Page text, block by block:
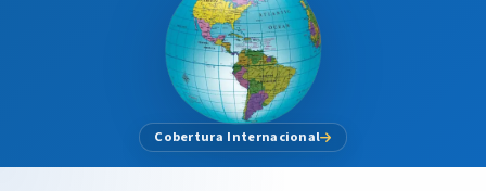
Cobertura Internacional